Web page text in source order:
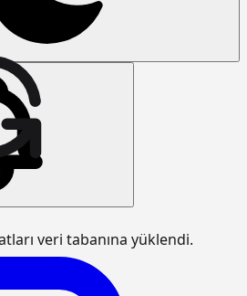
veri tabanına yüklendi.